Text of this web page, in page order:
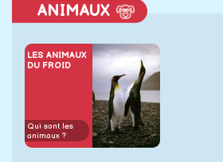
ANIMAUX
LES ANIMAUX
DU FROID
Qui sont les
animaux ?